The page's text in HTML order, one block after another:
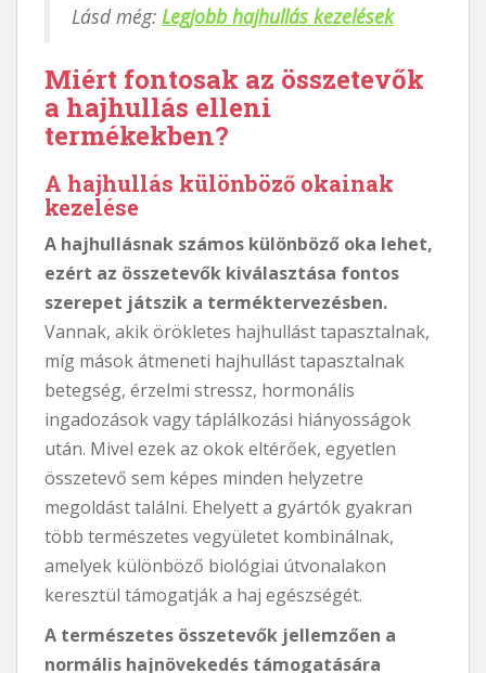
Lásd még: Legjobb hajhullás kezelések
Miért fontosak az összetevők
a hajhullás elleni
termékekben?
A hajhullás különböző okainak
kezelése
A hajhullásnak számos különböző oka lehet,
ezért az összetevők kiválasztása fontos
szerepet játszik a terméktervezésben.
Vannak, akik örökletes hajhullást tapasztalnak,
míg mások átmeneti hajhullást tapasztalnak
betegség, érzelmi stressz, hormonális
ingadozások vagy táplálkozási hiányosságok
után. Mivel ezek az okok eltérőek, egyetlen
összetevő sem képes minden helyzetre
megoldást találni. Ehelyett a gyártók gyakran
több természetes vegyületet kombinálnak,
amelyek különböző biológiai útvonalakon
keresztül támogatják a haj egészségét.
A természetes összetevők jellemzően a
normális hajnövekedés támogatására